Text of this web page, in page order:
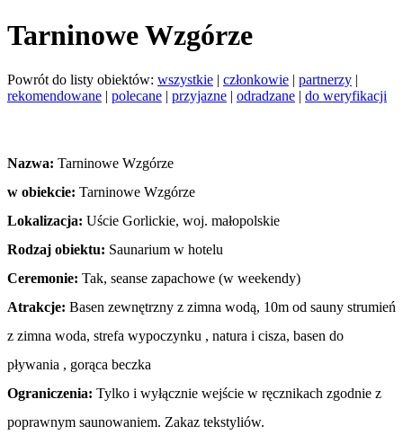
Tarninowe Wzgórze
Powrót do listy obiektów: wszystkie | członkowie | partnerzy |
rekomendowane | polecane | przyjazne | odradzane | do weryfikacji
Nazwa: Tarninowe Wzgórze
w obiekcie: Tarninowe Wzgórze
Lokalizacja: Uście Gorlickie, woj. małopolskie
Rodzaj obiektu: Saunarium w hotelu
Ceremonie: Tak, seanse zapachowe (w weekendy)
Atrakcje: Basen zewnętrzny z zimna wodą, 10m od sauny strumień
z zimna woda, strefa wypoczynku , natura i cisza, basen do
pływania , gorąca beczka
Ograniczenia: Tylko i wyłącznie wejście w ręcznikach zgodnie z
poprawnym saunowaniem. Zakaz tekstyliów.